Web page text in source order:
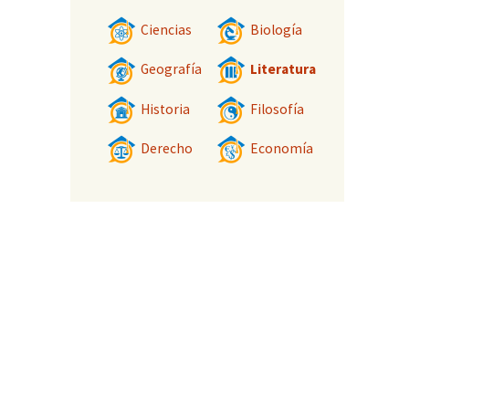
Ciencias Biología
Geografía Literatura
Historia Filosofía
Derecho Economía